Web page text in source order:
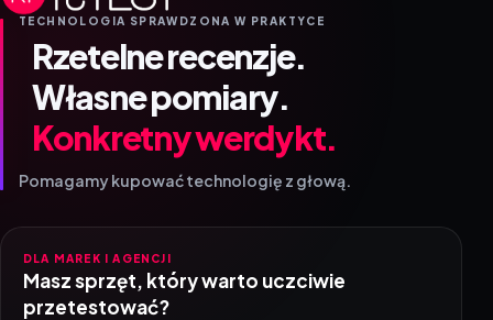
TECHNOLOGIA SPRAWDZONA W PRAKTYCE
Rzetelne recenzje.
Własne pomiary.
Konkretny werdykt.
Pomagamy kupować technologię z głową.
DLA MAREK I AGENCJI
Masz sprzęt, który warto uczciwie
przetestować?